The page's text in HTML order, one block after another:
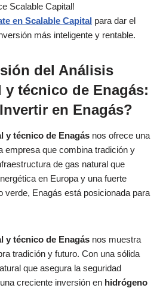
Scalable Capital!
en Scalable Capital para dar el
más inteligente y rentable.
del Análisis
y técnico de Enagás:
en Enagás?
y técnico de Enagás nos ofrece una
empresa que combina tradición y
de gas natural que
en Europa y una fuerte
verde, Enagás está posicionada para
y técnico de Enagás nos muestra
tradición y futuro. Con una sólida
que asegura la seguridad
creciente inversión en hidrógeno